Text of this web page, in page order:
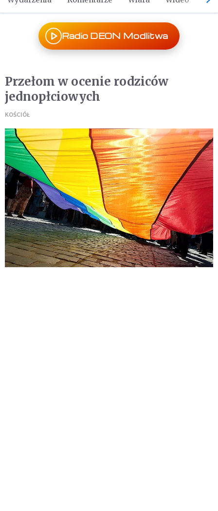
Radio DEON Modlitwa
Przełom w ocenie rodziców
jednopłciowych
KOŚCIÓŁ